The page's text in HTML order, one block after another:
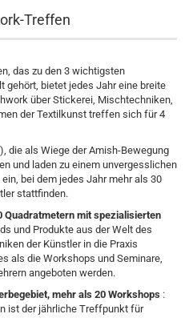
Treffen
das zu den 3 wichtigsten
gehört, bietet jedes Jahr eine breite
über Stickerei, Mischtechniken,
der Textilkunst treffen sich für 4
die als Wiege der Amish-Bewegung
und laden zu einem unvergesslichen
bei dem jedes Jahr mehr als 30
stattfinden.
Quadratmetern mit spezialisierten
und Produkte aus der Welt des
der Künstler in die Praxis
als die Workshops und Seminare,
angeboten werden.
mehr als 20 Workshops :
ist der jährliche Treffpunkt für